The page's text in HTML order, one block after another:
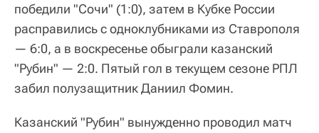
победили "Сочи" (1:0), затем в Кубке России
расправились с одноклубниками из Ставрополя
— 6:0, а в воскресенье обыграли казанский
"Рубин" — 2:0. Пятый гол в текущем сезоне РПЛ
забил полузащитник Даниил Фомин.
Казанский "Рубин" вынужденно проводил матч